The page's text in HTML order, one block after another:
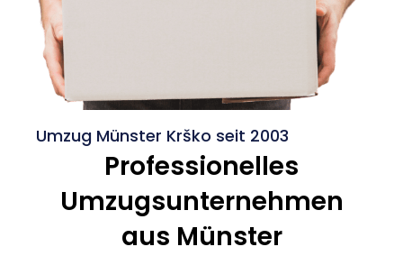
Umzug Münster Krško seit 2003
Professionelles
Umzugsunternehmen
aus Münster